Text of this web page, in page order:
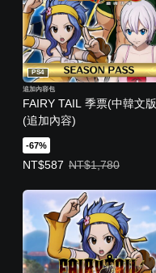
FAIRY TAIL 季票(中韓文
(追加內容)
PS4
追加內容包
-67%
NT$587
優惠價NT$587。原價
NT$1,780